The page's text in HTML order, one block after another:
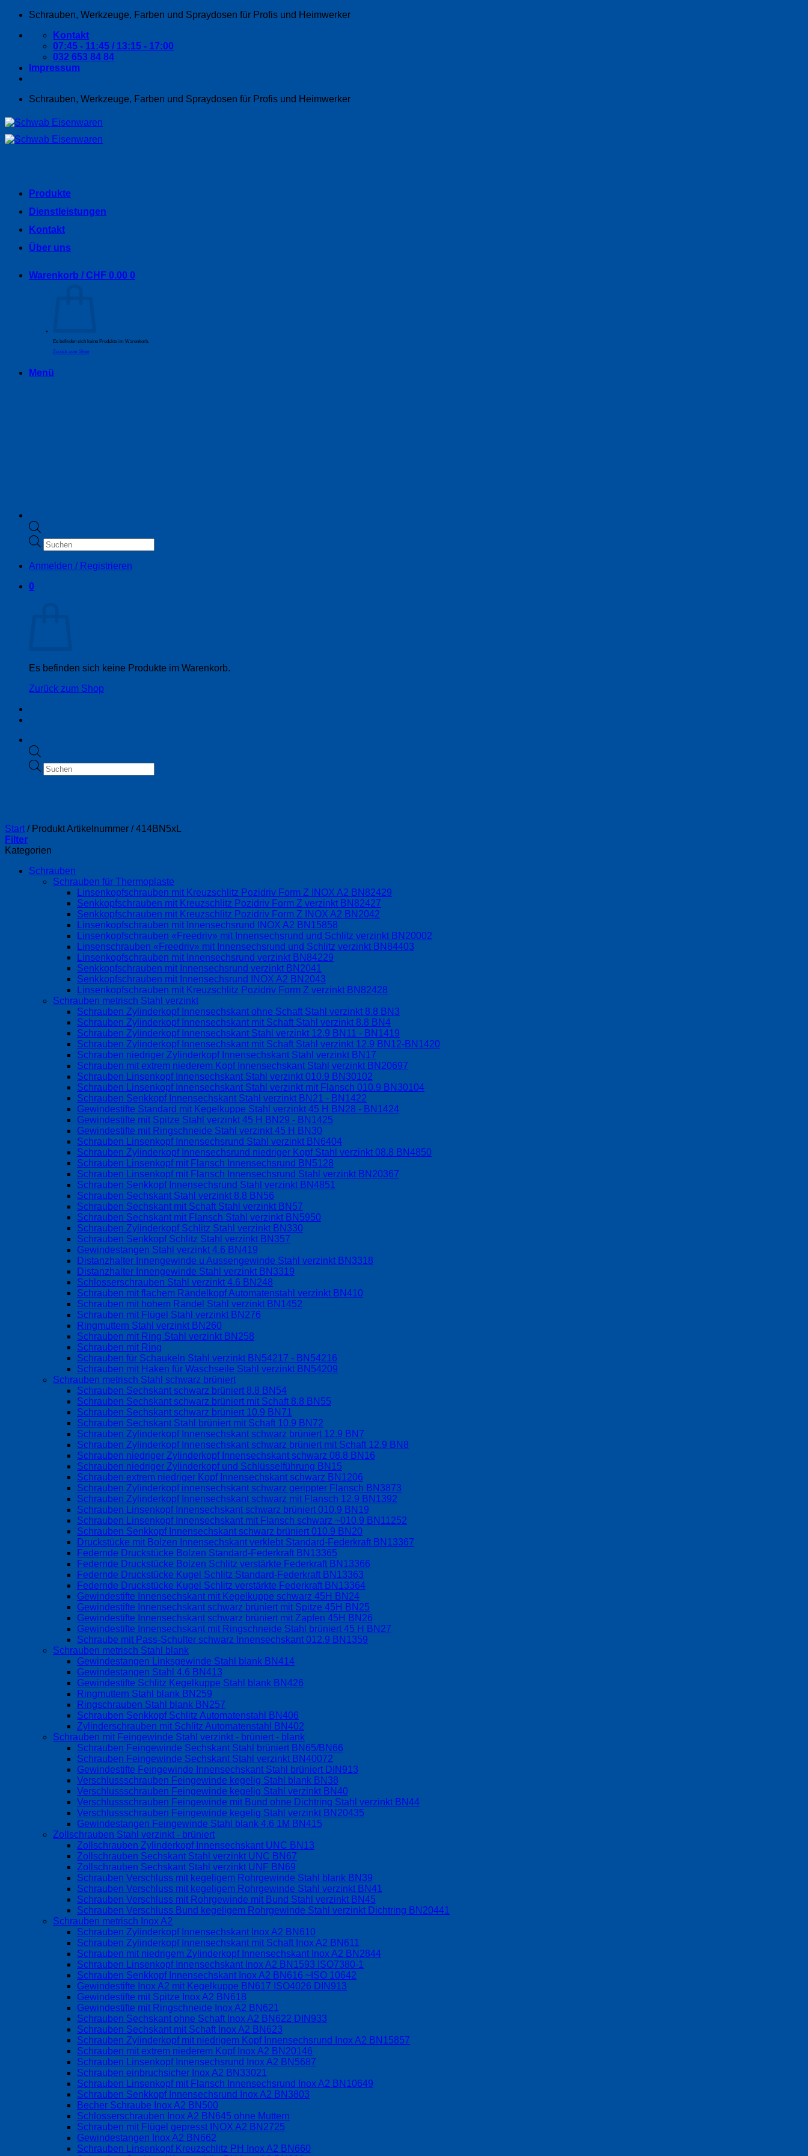
Zum
springen
Schrauben, Werkzeuge, Farben und Spraydosen für Profis und Heimwerker
Kontakt
07:45 - 11:45 / 13:15 - 17:00
032 653 84 84
Impressum
Schrauben, Werkzeuge, Farben und Spraydosen für Profis und Heimwerker
Products
search
Anmelden / Registrieren
0
Es befinden sich keine Produkte im Warenkorb.
Zurück zum Shop
Produkte
Dienstleistungen
Kontakt
Über uns
Warenkorb / CHF 0.00 0
Es befinden sich keine Produkte im Warenkorb.
Zurück zum Shop
Menü
Products
search
Start /Produkt Artikelnummer /414BN5xL
Filter
Kategorien
Schrauben
Schrauben für Thermoplaste
Linsenkopfschrauben mit Kreuzschlitz Pozidriv Form Z INOX A2 BN82429
Senkkopfschrauben mit Kreuzschlitz Pozidriv Form Z verzinkt BN82427
Senkkopfschrauben mit Kreuzschlitz Pozidriv Form Z INOX A2 BN2042
Linsenkopfschrauben mit Innensechsrund INOX A2 BN15858
Linsenkopfschrauben «Freedriv» mit Innensechsrund und Schlitz verzinkt BN20002
Linsenschrauben «Freedriv» mit Innensechsrund und Schlitz verzinkt BN84403
Linsenkopfschrauben mit Innensechsrund verzinkt BN84229
Senkkopfschrauben mit Innensechsrund verzinkt BN2041
Senkkopfschrauben mit Innensechsrund INOX A2 BN2043
Linsenkopfschrauben mit Kreuzschlitz Pozidriv Form Z verzinkt BN82428
Schrauben metrisch Stahl verzinkt
Schrauben Zylinderkopf Innensechskant ohne Schaft Stahl verzinkt 8.8 BN3
Schrauben Zylinderkopf Innensechskant mit Schaft Stahl verzinkt 8.8 BN4
Schrauben Zylinderkopf Innensechskant Stahl verzinkt 12.9 BN11 - BN1419
Schrauben Zylinderkopf Innensechskant mit Schaft Stahl verzinkt 12.9 BN12-BN1420
Schrauben niedriger Zylinderkopf Innensechskant Stahl verzinkt BN17
Schrauben mit extrem niederem Kopf Innensechskant Stahl verzinkt BN20697
Schrauben Linsenkopf Innensechskant Stahl verzinkt 010.9 BN30102
Schrauben Linsenkopf Innensechskant Stahl verzinkt mit Flansch 010.9 BN30104
Schrauben Senkkopf Innensechskant Stahl verzinkt BN21 - BN1422
Gewindestifte Standard mit Kegelkuppe Stahl verzinkt 45 H BN28 - BN1424
Gewindestifte mit Spitze Stahl verzinkt 45 H BN29 - BN1425
Gewindestifte mit Ringschneide Stahl verzinkt 45 H BN30
Schrauben Linsenkopf Innensechsrund Stahl verzinkt BN6404
Schrauben Zylinderkopf Innensechsrund niedriger Kopf Stahl verzinkt 08.8 BN4850
Schrauben Linsenkopf mit Flansch Innensechsrund BN5128
Schrauben Linsenkopf mit Flansch Innensechsrund Stahl verzinkt BN20367
Schrauben Senkkopf Innensechsrund Stahl verzinkt BN4851
Schrauben Sechskant Stahl verzinkt 8.8 BN56
Schrauben Sechskant mit Schaft Stahl verzinkt BN57
Schrauben Sechskant mit Flansch Stahl verzinkt BN5950
Schrauben Zylinderkopf Schlitz Stahl verzinkt BN330
Schrauben Senkkopf Schlitz Stahl verzinkt BN357
Gewindestangen Stahl verzinkt 4.6 BN419
Distanzhalter Innengewinde u Aussengewinde Stahl verzinkt BN3318
Distanzhalter Innengewinde Stahl verzinkt BN3319
Schlosserschrauben Stahl verzinkt 4.6 BN248
Schrauben mit flachem Rändelkopf Automatenstahl verzinkt BN410
Schrauben mit hohem Rändel Stahl verzinkt BN1452
Schrauben mit Flügel Stahl verzinkt BN276
Ringmuttern Stahl verzinkt BN260
Schrauben mit Ring Stahl verzinkt BN258
Schrauben mit Ring
Schrauben für Schaukeln Stahl verzinkt BN54217 - BN54216
Schrauben mit Haken für Waschseile Stahl verzinkt BN54209
Schrauben metrisch Stahl schwarz brüniert
Schrauben Sechskant schwarz brüniert 8.8 BN54
Schrauben Sechskant schwarz brüniert mit Schaft 8.8 BN55
Schrauben Sechskant schwarz brüniert 10.9 BN71
Schrauben Sechskant Stahl brüniert mit Schaft 10.9 BN72
Schrauben Zylinderkopf Innensechskant schwarz brüniert 12.9 BN7
Schrauben Zylinderkopf Innensechskant schwarz brüniert mit Schaft 12.9 BN8
Schrauben niedriger Zylinderkopf Innensechskant schwarz 08.8 BN16
Schrauben niedriger Zylinderkopf und Schlüsselführung BN15
Schrauben extrem niedriger Kopf Innensechskant schwarz BN1206
Schrauben Zylinderkopf innensechskant schwarz gerippter Flansch BN3873
Schrauben Zylinderkopf Innensechskant schwarz mit Flansch 12.9 BN1392
Schrauben Linsenkopf Innensechskant schwarz brüniert 010.9 BN19
Schrauben Linsenkopf Innensechskant mit Flansch schwarz ~010.9 BN11252
Schrauben Senkkopf Innensechskant schwarz brüniert 010.9 BN20
Druckstücke mit Bolzen Innensechskant verklebt Standard-Federkraft BN13367
Federnde Druckstücke Bolzen Standard-Federkraft BN13365
Federnde Druckstücke Bolzen Schlitz verstärkte Federkraft BN13366
Federnde Druckstücke Kugel Schlitz Standard-Federkraft BN13363
Federnde Druckstücke Kugel Schlitz verstärkte Federkraft BN13364
Gewindestifte Innensechskant mit Kegelkuppe schwarz 45H BN24
Gewindestifte Innensechskant schwarz brüniert mit Spitze 45H BN25
Gewindestifte Innensechskant schwarz brüniert mit Zapfen 45H BN26
Gewindestifte Innensechskant mit Ringschneide Stahl brüniert 45 H BN27
Schraube mit Pass-Schulter schwarz Innensechskant 012.9 BN1359
Schrauben metrisch Stahl blank
Gewindestangen Linksgewinde Stahl blank BN414
Gewindestangen Stahl 4.6 BN413
Gewindestifte Schlitz Kegelkuppe Stahl blank BN426
Ringmuttern Stahl blank BN259
Ringschrauben Stahl blank BN257
Schrauben Senkkopf Schlitz Automatenstahl BN406
Zylinderschrauben mit Schlitz Automatenstahl BN402
Schrauben mit Feingewinde Stahl verzinkt - brüniert - blank
Schrauben Feingewinde Sechskant Stahl brüniert BN65/BN66
Schrauben Feingewinde Sechskant Stahl verzinkt BN40072
Gewindestifte Feingewinde Innensechskant Stahl brüniert DIN913
Verschlussschrauben Feingewinde kegelig Stahl blank BN38
Verschlussschrauben Feingewinde kegelig Stahl verzinkt BN40
Verschlussschrauben Feingewinde mit Bund ohne Dichtring Stahl verzinkt BN44
Verschlussschrauben Feingewinde kegelig Stahl verzinkt BN20435
Gewindestangen Feingewinde Stahl blank 4.6 1M BN415
Zollschrauben Stahl verzinkt - brüniert
Zollschrauben Zylinderkopf Innensechskant UNC BN13
Zollschrauben Sechskant Stahl verzinkt UNC BN67
Zollschrauben Sechskant Stahl verzinkt UNF BN69
Schrauben Verschluss mit kegeligem Rohrgewinde Stahl blank BN39
Schrauben Verschluss mit kegeligem Rohrgewinde Stahl verzinkt BN41
Schrauben Verschluss mit Rohrgewinde mit Bund Stahl verzinkt BN45
Schrauben Verschluss Bund kegeligem Rohrgewinde Stahl verzinkt Dichtring BN20441
Schrauben metrisch Inox A2
Schrauben Zylinderkopf Innensechskant Inox A2 BN610
Schrauben Zylinderkopf Innensechskant mit Schaft Inox A2 BN611
Schrauben mit niedrigem Zylinderkopf Innensechskant Inox A2 BN2844
Schrauben Linsenkopf Innensechskant Inox A2 BN1593 ISO7380-1
Schrauben Senkkopf Innensechskant Inox A2 BN616 ~ISO 10642
Gewindestifte Inox A2 mit Kegelkuppe BN617 ISO4026 DIN913
Gewindestifte mit Spitze Inox A2 BN618
Gewindestifte mit Ringschneide Inox A2 BN621
Schrauben Sechskant ohne Schaft Inox A2 BN622 DIN933
Schrauben Sechskant mit Schaft Inox A2 BN623
Schrauben Zylinderkopf mit niedrigem Kopf Innensechsrund Inox A2 BN15857
Schrauben mit extrem niederem Kopf Inox A2 BN20146
Schrauben Linsenkopf Innensechsrund Inox A2 BN5687
Schrauben einbruchsicher Inox A2 BN33021
Schrauben Linsenkopf mit Flansch Innensechsrund Inox A2 BN10649
Schrauben Senkkopf Innensechsrund Inox A2 BN3803
Becher Schraube Inox A2 BN500
Schlosserschrauben Inox A2 BN645 ohne Muttern
Schrauben mit Flügel gepresst INOX A2 BN2725
Gewindestangen Inox A2 BN662
Schrauben Linsenkopf Kreuzschlitz PH Inox A2 BN660